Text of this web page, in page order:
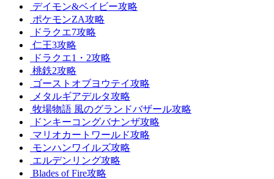
デイモン&ベイビー攻略
ポケモンZA攻略
ドラクエ7攻略
仁王3攻略
ドラクエ1・2攻略
桃鉄2攻略
ゴーストオブヨウテイ攻略
メタルギアデルタ攻略
牧場物語 風のグランドバザール攻略
ドンキーコングバナンザ攻略
マリオカートワールド攻略
モンハンワイルズ攻略
エルデンリング攻略
Blades of Fire攻略